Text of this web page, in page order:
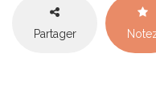
Partager